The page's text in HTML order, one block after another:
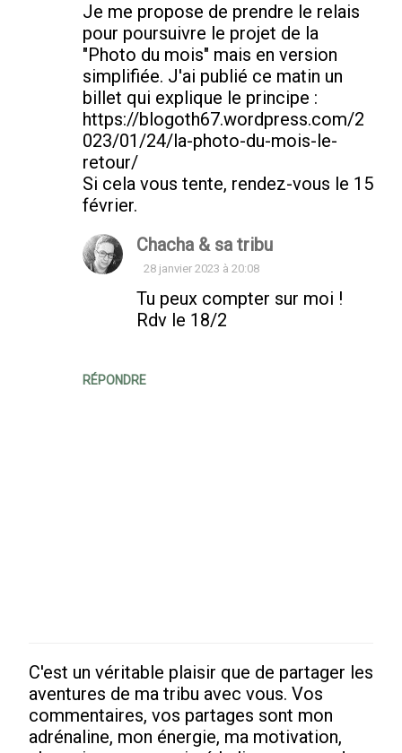
Je me propose de prendre le relais
pour poursuivre le projet de la
"Photo du mois" mais en version
simplifiée. J'ai publié ce matin un
billet qui explique le principe :
https://blogoth67.wordpress.com/2
023/01/24/la-photo-du-mois-le-
retour/
Si cela vous tente, rendez-vous le 15
février.
RÉPONDRE
Chacha & sa tribu
28 janvier 2023 à 20:08
Tu peux compter sur moi !
Rdv le 18/2
Enregistrer
un
commentaire
C'est un véritable plaisir que de partager les
aventures de ma tribu avec vous. Vos
commentaires, vos partages sont mon
adrénaline, mon énergie, ma motivation,